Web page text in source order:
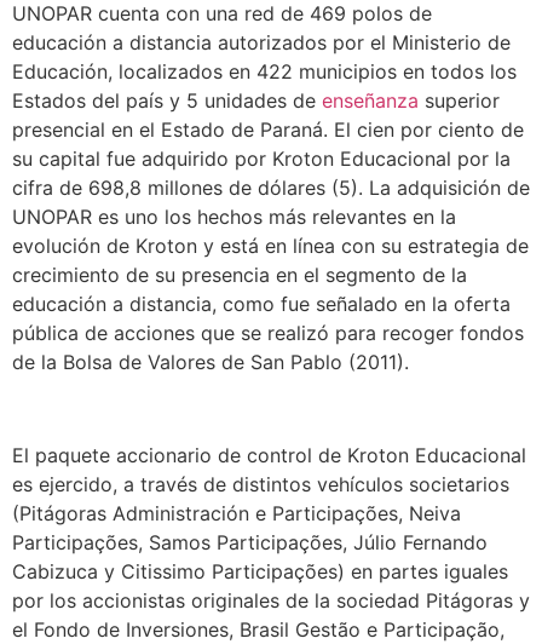
UNOPAR cuenta con una red de 469 polos de
educación a distancia autorizados por el Ministerio de
Educación, localizados en 422 municipios en todos los
Estados del país y 5 unidades de enseñanza superior
presencial en el Estado de Paraná. El cien por ciento de
su capital fue adquirido por Kroton Educacional por la
cifra de 698,8 millones de dólares (5). La adquisición de
UNOPAR es uno los hechos más relevantes en la
evolución de Kroton y está en línea con su estrategia de
crecimiento de su presencia en el segmento de la
educación a distancia, como fue señalado en la oferta
pública de acciones que se realizó para recoger fondos
de la Bolsa de Valores de San Pablo (2011).
El paquete accionario de control de Kroton Educacional
es ejercido, a través de distintos vehículos societarios
(Pitágoras Administración e Participações, Neiva
Participações, Samos Participações, Júlio Fernando
Cabizuca y Citissimo Participações) en partes iguales
por los accionistas originales de la sociedad Pitágoras y
el Fondo de Inversiones, Brasil Gestão e Participação,